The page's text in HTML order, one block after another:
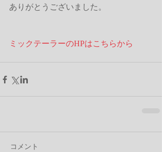
ありがとうございました。
ミックテーラーのHPはこちらから
コメント